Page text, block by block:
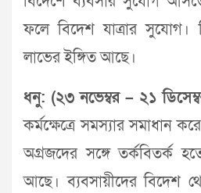
ফলে বিদেশ যাত্রার
লাভের ইঙ্গিত আছে।
ধনু: (২৩ নভেম্বর – ২১
কর্মক্ষেত্রে সমস্যার সমাধান
অগ্রজদের সঙ্গে তর্কবিতর্ক
আছে। ব্যবসায়ীদের